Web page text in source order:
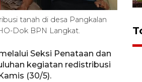
tanah di desa Pangkalan
Dok BPN Langkat.
Seksi Penataan dan
kegiatan redistribusi
(30/5).